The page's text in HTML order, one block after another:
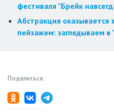
фестиваля "Брейк
Абстракция оказывается
пейзажем: заглядываем в
Поделиться: